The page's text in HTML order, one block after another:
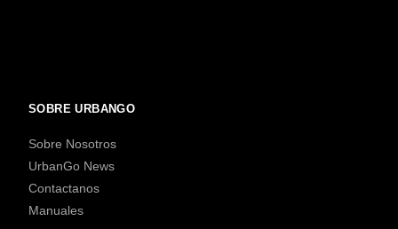
SOBRE URBANGO
Sobre Nosotros
UrbanGo News
Contactanos
Manuales